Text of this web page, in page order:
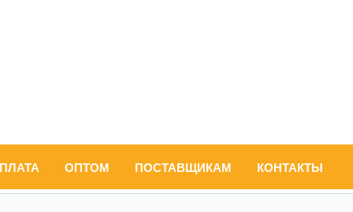
ОПТОМ ПОСТАВЩИКАМ КОНТАКТЫ